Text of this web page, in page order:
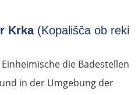
Krka(Kopališča ob reki
die Badestellen
in der Umgebung der